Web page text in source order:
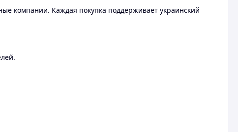
компании. Каждая покупка поддерживает украинский